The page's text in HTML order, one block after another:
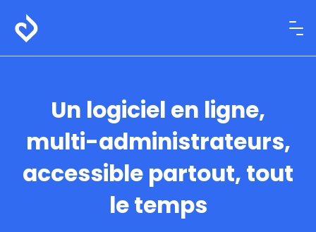
Un logiciel en ligne,
multi-administrateurs,
accessible partout, tout
le temps